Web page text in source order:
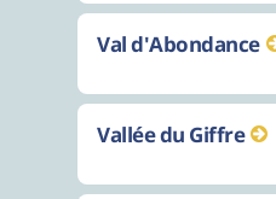
Val d'Abondance
Vallée du Giffre